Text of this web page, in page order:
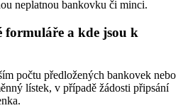
neplatnou bankovku či minci.
formuláře a kde jsou k
počtu předložených bankovek nebo
lístek, v případě žádosti připsání